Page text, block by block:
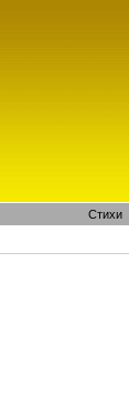
Стихи